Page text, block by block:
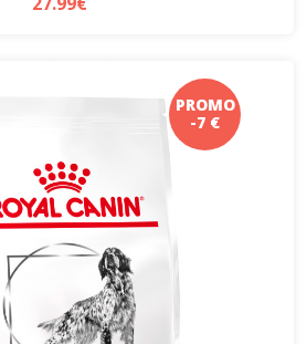
PROMO
-7 €